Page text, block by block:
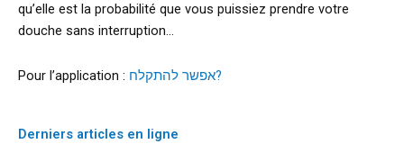
qu’elle est la probabilité que vous puissiez prendre votre
douche sans interruption…
Pour l’application : אפשר להתקלח?
Derniers articles en ligne